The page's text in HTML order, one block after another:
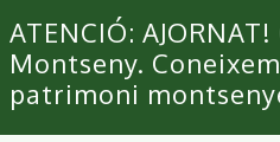
Primary
links
ATENCIÓ:
Montseny.
patrimoni